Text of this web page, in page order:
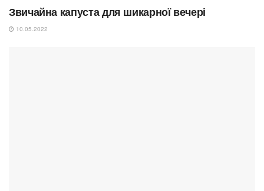
Звичайна капуста для шикарної вечері
10.05.2022